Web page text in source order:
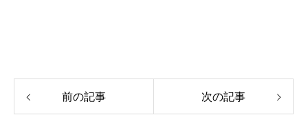
前の記事 次の記事